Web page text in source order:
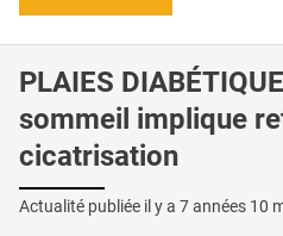
PLAIES
sommeil implique
cicatrisation
Actualité publiée il y a 7 années 10